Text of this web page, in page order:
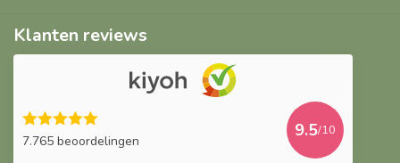
Klanten reviews
7.765 beoordelingen
9.5/10